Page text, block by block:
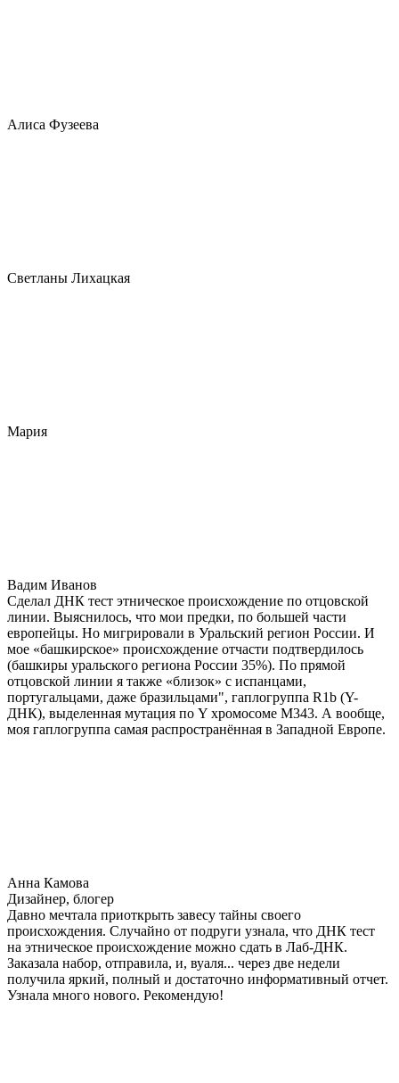
Алиса Фузеева
Светланы Лихацкая
Мария
Вадим Иванов
Сделал ДНК тест этническое происхождение по отцовской
линии. Выяснилось, что мои предки, по большей части
европейцы. Но мигрировали в Уральский регион России. И
мое «башкирское» происхождение отчасти подтвердилось
(башкиры уральского региона России 35%). По прямой
отцовской линии я также «близок» с испанцами,
португальцами, даже бразильцами", гаплогруппа R1b (Y-
ДНК), выделенная мутация по Y хромосоме М343. А вообще,
моя гаплогруппа самая распространённая в Западной Европе.
Анна Камова
Дизайнер, блогер
Давно мечтала приоткрыть завесу тайны своего
происхождения. Случайно от подруги узнала, что ДНК тест
на этническое происхождение можно сдать в Лаб-ДНК.
Заказала набор, отправила, и, вуаля... через две недели
получила яркий, полный и достаточно информативный отчет.
Узнала много нового. Рекомендую!